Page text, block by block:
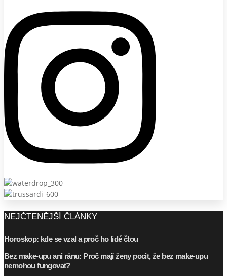
NEJČTENĚJŠÍ ČLÁNKY
Horoskop: kde se vzal a proč ho lidé čtou
Bez make-upu ani ránu: Proč mají ženy pocit, že bez make-upu
nemohou fungovat?